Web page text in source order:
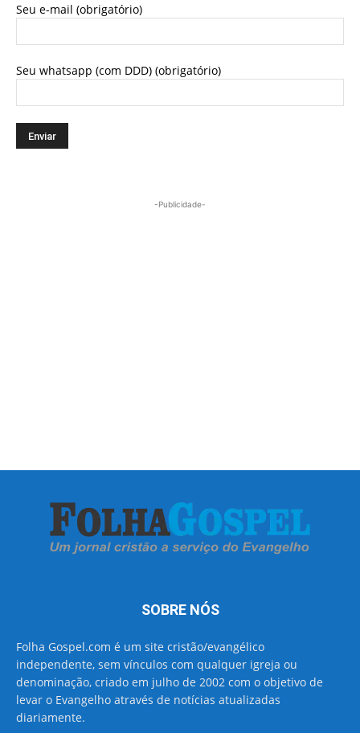
Seu e-mail (obrigatório)
Seu whatsapp (com DDD) (obrigatório)
-Publicidade-
SOBRE NÓS
Folha Gospel.com é um site cristão/evangélico
independente, sem vínculos com qualquer igreja ou
denominação, criado em julho de 2002 com o objetivo de
levar o Evangelho através de notícias atualizadas
diariamente.